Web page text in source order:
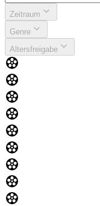
Zeitraum
Genre
Altersfreigabe